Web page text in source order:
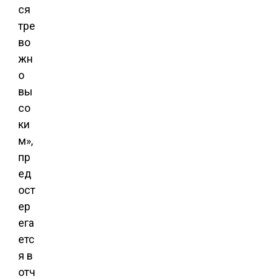
ся
тре
во
жн
о
вы
со
ки
м»,
пр
ед
ост
ер
ега
етс
я в
отч